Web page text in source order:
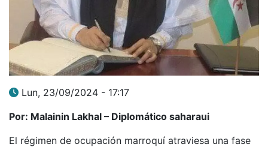
Lun, 23/09/2024 - 17:17
Por: Malainin Lakhal – Diplomático saharaui
El régimen de ocupación marroquí atraviesa una fase